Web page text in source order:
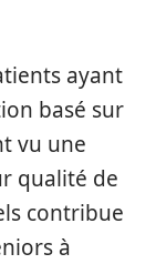
ayant
basé sur
vu une
qualité de
contribue
à